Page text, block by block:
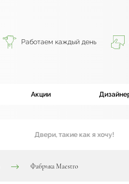
Работаем каждый день
Акции
Двери, такие как я хочу!
Фабрика Maestro